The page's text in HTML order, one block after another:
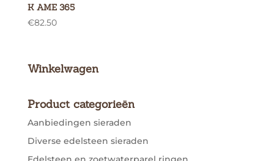
K AME 365
€82.50
Winkelwagen
Product categorieën
Aanbiedingen sieraden
Diverse edelsteen sieraden